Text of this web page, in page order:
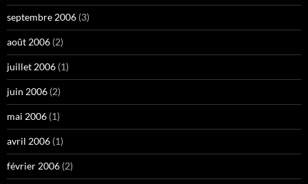
septembre 2006 (3)
août 2006 (2)
juillet 2006 (1)
juin 2006 (2)
mai 2006 (1)
avril 2006 (1)
février 2006 (2)